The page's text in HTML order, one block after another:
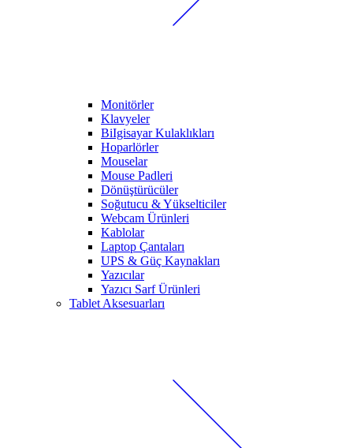
Monitörler
Klavyeler
BiIgisayar Kulaklıkları
Hoparlörler
Mouselar
Mouse Padleri
Dönüştürücüler
Soğutucu & Yükselticiler
Webcam Ürünleri
Kablolar
Laptop Çantaları
UPS & Güç Kaynakları
Yazıcılar
Yazıcı Sarf Ürünleri
Tablet Aksesuarları